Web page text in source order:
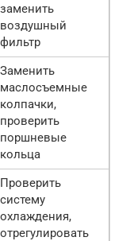
заменить
воздушный
фильтр
Заменить
маслосъемные
колпачки,
проверить
поршневые
кольца
Проверить
систему
охлаждения,
отрегулировать